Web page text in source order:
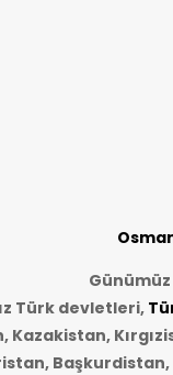
Türk devletleri,
Kazakistan,